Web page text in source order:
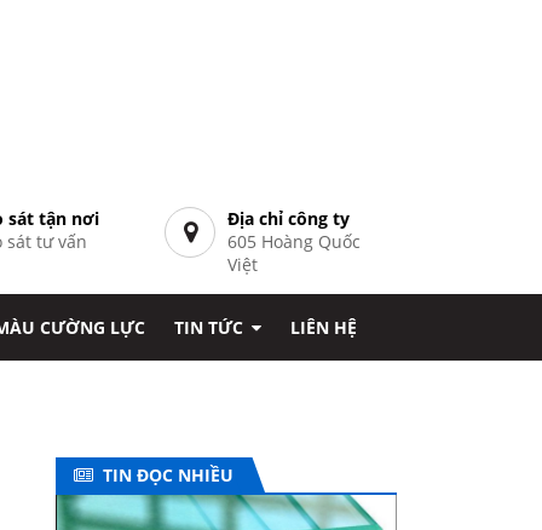
sát tận nơi
sát tư vấn
Địa chỉ công ty
605 Hoàng Quốc
Việt
CƯỜNG LỰC TIN TỨC LIÊN HỆ
TIN ĐỌC NHIỀU